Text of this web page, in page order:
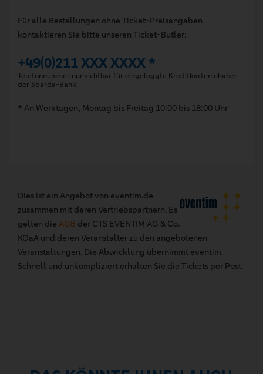
Für alle Bestellungen ohne Ticket-Preisangaben
kontaktieren Sie bitte unseren Ticket-Butler:
+49(0)211 XXX XXXX *
Telefonnummer nur sichtbar für eingeloggte Kreditkarteninhaber
der Sparda-Bank
* An Werktagen, Montag bis Freitag 10:00 bis 18:00 Uhr
Dies ist ein Angebot von eventim.de
zusammen mit deren Vertriebspartnern. Es
gelten die AGB der CTS EVENTIM AG & Co.
KGaA und deren Veranstalter zu den angebotenen
Veranstaltungen. Die Abwicklung übernimmt eventim.
Schnell und unkompliziert erhalten Sie die Tickets per Post.